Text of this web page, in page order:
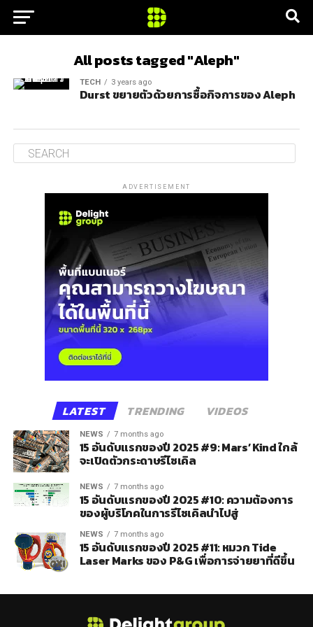
All posts tagged "Aleph"
TECH 3 years ago
Durst ขยายตัวด้วยการซื้อกิจการของ Aleph
ADVERTISEMENT
LATEST TRENDING VIDEOS
NEWS 7 months ago
15 อันดับแรกของปี 2025 #9: Mars’ Kind ใกล้
จะเปิดตัวกระดาษรีไซเคิล
NEWS 7 months ago
15 อันดับแรกของปี 2025 #10: ความต้องการ
ของผู้บริโภคในการรีไซเคิลนำไปสู่
NEWS 7 months ago
15 อันดับแรกของปี 2025 #11: หมวก Tide
Laser Marks ของ P&G เพื่อการจ่ายยาที่ดีขึ้น